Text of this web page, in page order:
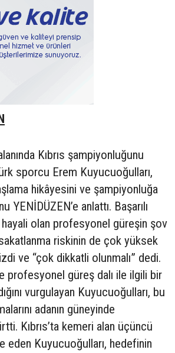
Kıbrıs şampiyonluğunu
sporcu Erem Kuyucuoğulları,
hikâyesini ve şampiyonluğa
YENİDÜZEN’e anlattı. Başarılı
olan profesyonel güreşin şov
sakatlanma riskinin de çok yüksek
ve “çok dikkatli olunmalı” dedi.
profesyonel güreş dalı ile ilgili bir
vurgulayan Kuyucuoğulları, bu
adanın güneyinde
Kıbrıs’ta kemeri alan üçüncü
eden Kuyucuoğulları, hedefinin